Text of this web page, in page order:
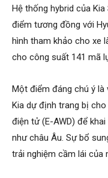
Hệ thống hybrid của
điểm tương đồng với
hình tham khảo cho xe
cho công suất 141 mã
Một điểm đáng chú ý
Kia dự định trang bị
điện tử (E-AWD) để
như châu Âu. Sự bổ
trải nghiệm cầm lái của